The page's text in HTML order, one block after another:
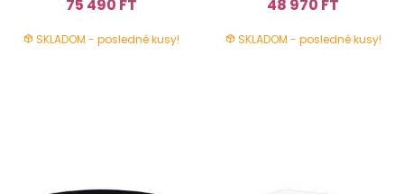
75 490 FT
SKLADOM - posledné kusy!
48 970 FT
SKLADOM - posledné kusy!